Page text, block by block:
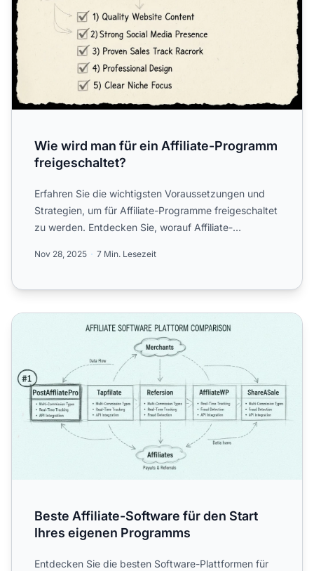
Wie wird man für ein Affiliate-Programm
freigeschaltet?
Erfahren Sie die wichtigsten Voraussetzungen und
Strategien, um für Affiliate-Programme freigeschaltet
zu werden. Entdecken Sie, worauf Affiliate-
Nov 28, 2025 7 Min. Lesezeit
Beste Affiliate-Software für den Start Ihres eigenen
Beste Affiliate-Software für den Start
Ihres eigenen Programms
Entdecken Sie die besten Software-Plattformen für